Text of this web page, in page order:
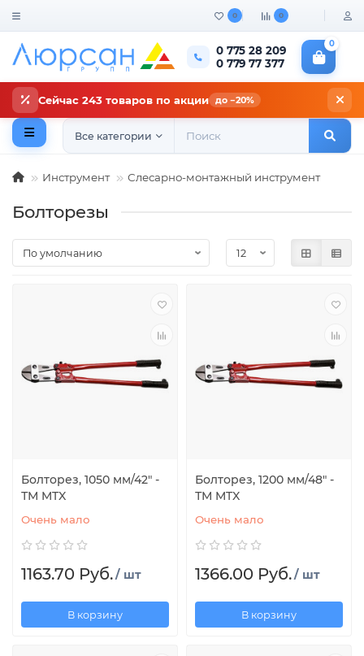
0 0
0 775 28 209
0 779 77 377
0
Сейчас 243 товаров по акции до −20%
Все категории
Инструмент Слесарно-монтажный инструмент
Болторезы
Болторез, 1050 мм/42" -
ТМ MTX
Очень мало
1163.70 Руб./ шт
В корзину
Болторез, 1200 мм/48" -
ТМ MTX
Очень мало
1366.00 Руб./ шт
В корзину